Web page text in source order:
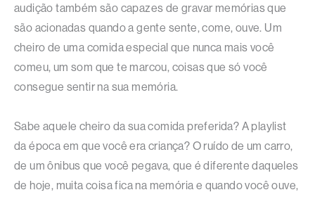
audição também são capazes de gravar memórias que
são acionadas quando a gente sente, come, ouve. Um
cheiro de uma comida especial que nunca mais você
comeu, um som que te marcou, coisas que só você
consegue sentir na sua memória.
Sabe aquele cheiro da sua comida preferida? A playlist
da época em que você era criança? O ruído de um carro,
de um ônibus que você pegava, que é diferente daqueles
de hoje, muita coisa fica na memória e quando você ouve,